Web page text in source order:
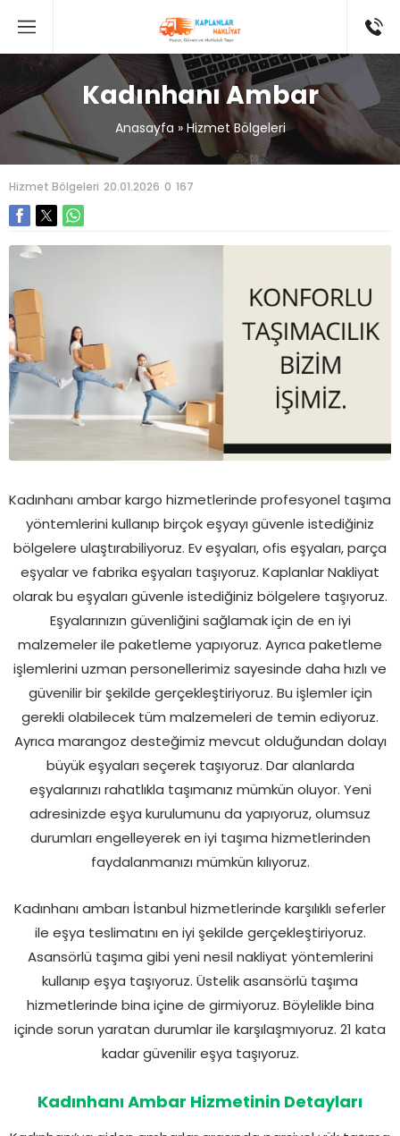
Kadınhanı Ambar
Anasayfa » Hizmet Bölgeleri
Hizmet Bölgeleri 20.01.2026 0 167
Kadınhanı ambar kargo hizmetlerinde profesyonel taşıma
yöntemlerini kullanıp birçok eşyayı güvenle istediğiniz
bölgelere ulaştırabiliyoruz. Ev eşyaları, ofis eşyaları, parça
eşyalar ve fabrika eşyaları taşıyoruz. Kaplanlar Nakliyat
olarak bu eşyaları güvenle istediğiniz bölgelere taşıyoruz.
Eşyalarınızın güvenliğini sağlamak için de en iyi
malzemeler ile paketleme yapıyoruz. Ayrıca paketleme
işlemlerini uzman personellerimiz sayesinde daha hızlı ve
güvenilir bir şekilde gerçekleştiriyoruz. Bu işlemler için
gerekli olabilecek tüm malzemeleri de temin ediyoruz.
Ayrıca marangoz desteğimiz mevcut olduğundan dolayı
büyük eşyaları seçerek taşıyoruz. Dar alanlarda
eşyalarınızı rahatlıkla taşımanız mümkün oluyor. Yeni
adresinizde eşya kurulumunu da yapıyoruz, olumsuz
durumları engelleyerek en iyi taşıma hizmetlerinden
faydalanmanızı mümkün kılıyoruz.
Kadınhanı ambarı İstanbul hizmetlerinde karşılıklı seferler
ile eşya teslimatını en iyi şekilde gerçekleştiriyoruz.
Asansörlü taşıma gibi yeni nesil nakliyat yöntemlerini
kullanıp eşya taşıyoruz. Üstelik asansörlü taşıma
hizmetlerinde bina içine de girmiyoruz. Böylelikle bina
içinde sorun yaratan durumlar ile karşılaşmıyoruz. 21 kata
kadar güvenilir eşya taşıyoruz.
Kadınhanı Ambar Hizmetinin Detayları